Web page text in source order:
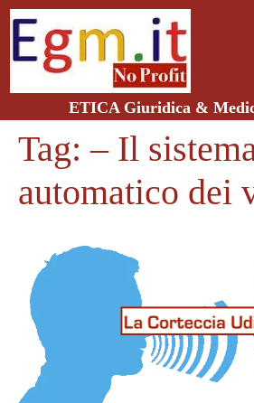
ETICA Giuridica &
Tag:– Il
automatico dei